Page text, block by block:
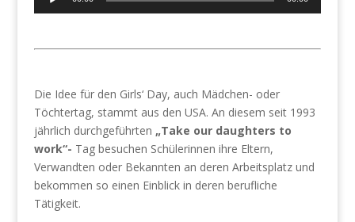
Player
Die Idee für den Girls‘ Day, auch Mädchen- oder
Töchtertag, stammt aus den USA. An diesem seit 1993
jährlich durchgeführten „Take our daughters to
work“- Tag besuchen Schülerinnen ihre Eltern,
Verwandten oder Bekannten an deren Arbeitsplatz und
bekommen so einen Einblick in deren berufliche
Tätigkeit.